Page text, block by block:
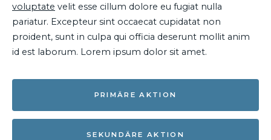
voluptate velit esse cillum dolore eu fugiat nulla
pariatur. Excepteur sint occaecat cupidatat non
proident, sunt in culpa qui officia deserunt mollit anim
id est laborum. Lorem ipsum dolor sit amet.
PRIMÄRE AKTION
SEKUNDÄRE AKTION